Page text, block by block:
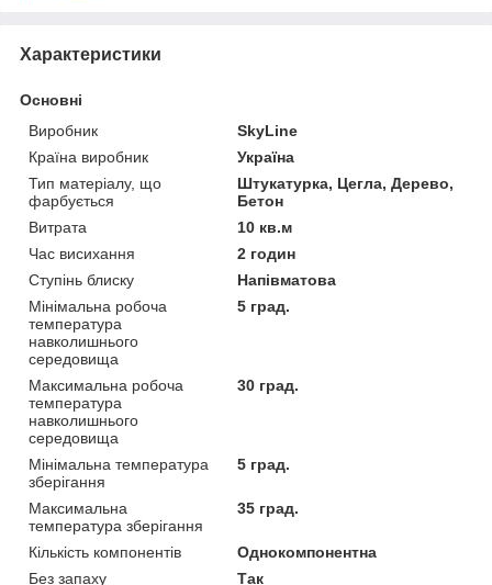
Характеристики
Основні
Виробник
SkyLine
Країна виробник
Україна
Тип матеріалу, що
фарбується
Штукатурка, Цегла, Дерево,
Бетон
Витрата
10 кв.м
Час висихання
2 годин
Ступінь блиску
Напівматова
Мінімальна робоча
температура
навколишнього
середовища
5 град.
Максимальна робоча
температура
навколишнього
середовища
30 град.
Мінімальна температура
зберігання
5 град.
Максимальна
температура зберігання
35 град.
Кількість компонентів
Однокомпонентна
Без запаху
Так